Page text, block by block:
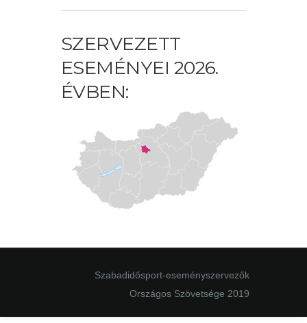
SZERVEZETT
ESEMÉNYEI 2026.
ÉVBEN:
Szabadidősport-eseményszervezők
Országos Szövetsége 2019